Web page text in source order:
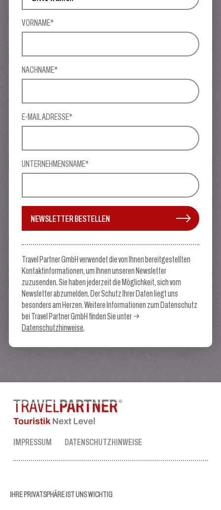
IHRE PRIVATSPHÄRE IST UNS WICHTIG
VORNAME*
NACHNAME*
E-MAIL ADRESSE*
UNTERNEHMENSNAME*
NEWSLETTER BESTELLEN
Travel Partner GmbH verwendet die von Ihnen bereitgestellten
Kontaktinformationen, um Ihnen unseren Newsletter
zuzusenden. Sie haben jederzeit die Möglichkeit, sich vom
Newsletter abzumelden. Der Schutz Ihrer Daten liegt uns
besonders am Herzen. Weitere Informationen zum Datenschutz
bei Travel Partner GmbH finden Sie unter
Datenschutzhinweise.
IMPRESSUM DATENSCHUTZHINWEISE
Tel.:+43 50 3636 1